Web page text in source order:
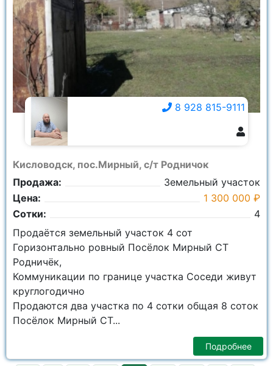
Кисловодск, пос.Мирный, с/т Родничок
Продажа:
Земельный участок
Цена:
1 300 000 ₽
Сотки:
4
8 928 815-9111
Продаётся земельный участок 4 сот
Горизонтально ровный Посёлок Мирный СТ
Родничёк,
Коммуникации по границе участка Соседи живут
круглогодично
Продаются два участка по 4 сотки общая 8 соток
Посёлок Мирный СТ...
Подробнее